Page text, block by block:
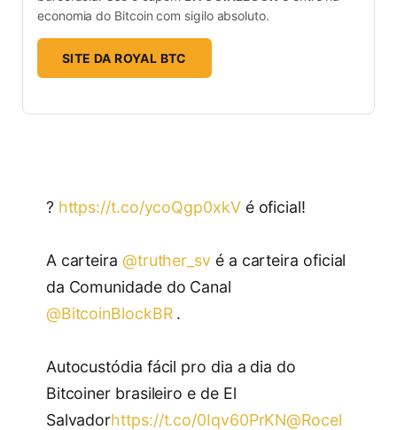
economia do Bitcoin com sigilo absoluto.
SITE DA ROYAL BTC
? https://t.co/ycoQgp0xkVé oficial!
A carteira @truther_sv é a carteira oficial
da Comunidade do Canal
@BitcoinBlockBR.
Autocustódia fácil pro dia a dia do
Bitcoiner brasileiro e de El
Salvadorhttps://t.co/0Iqv60PrKN@Rocel